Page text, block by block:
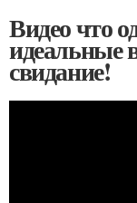
Видео что
идеальные
свидание!